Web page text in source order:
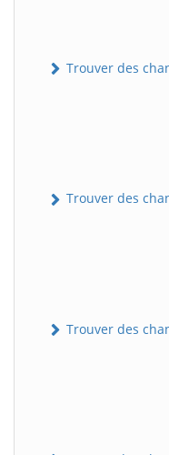
Trouver des
Trouver des
Trouver des